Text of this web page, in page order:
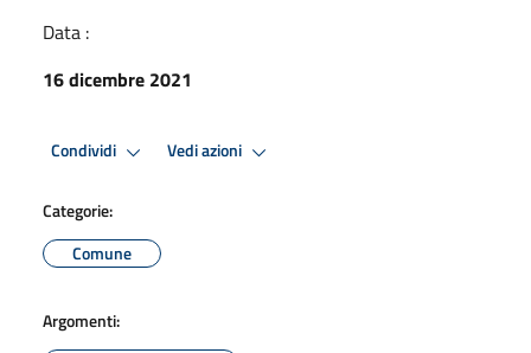
Data :
16 dicembre 2021
Condividi Vedi azioni
Categorie:
Comune
Argomenti: